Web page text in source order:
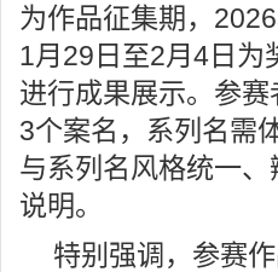
为作品征集期，
1月29日至2月4日为
进行成果展示。参
3个案名，系列名需
与系列名风格统一
说明。
特别强调，参赛